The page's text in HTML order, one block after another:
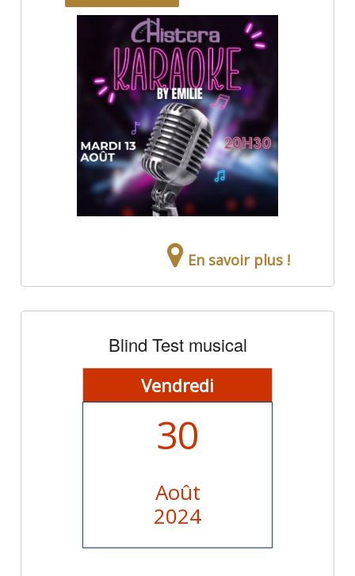
En savoir plus !
Blind Test musical
Vendredi
30
Août
2024